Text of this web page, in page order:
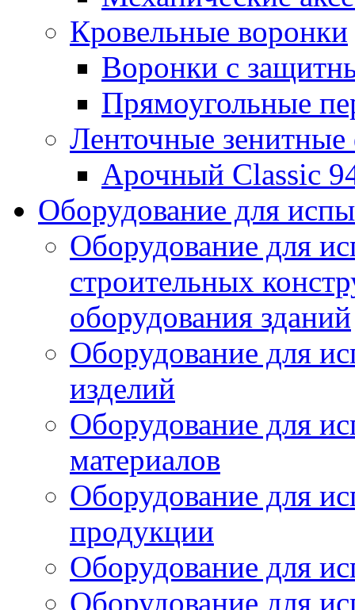
Кровельные воронки
Воронки с
Прямоугольные
Ленточные
Арочный Classic
Оборудование для
Оборудование для
строительных
оборудования зданий
Оборудование для
изделий
Оборудование для
материалов
Оборудование для
продукции
Оборудование для
Оборудование для